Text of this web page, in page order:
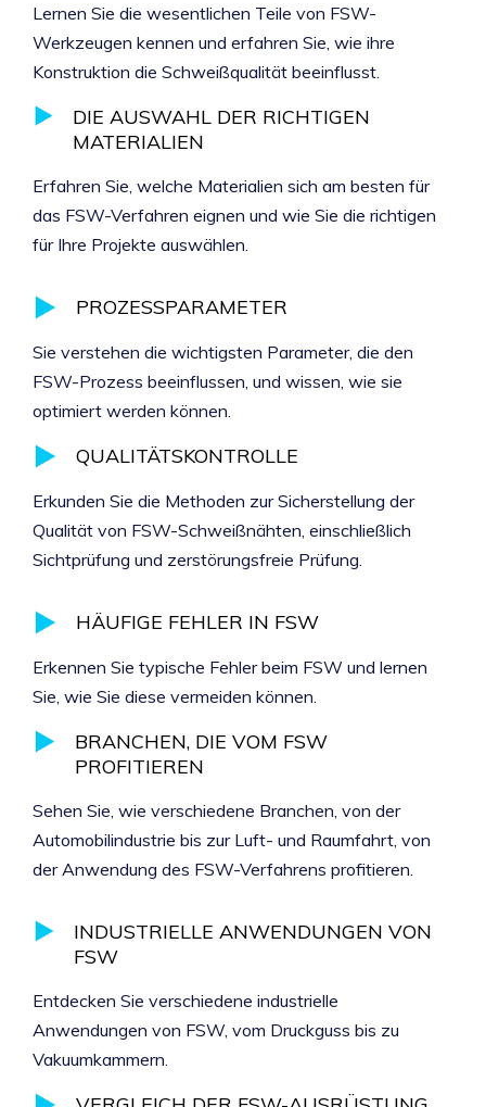
Lernen Sie die wesentlichen Teile von FSW-
Werkzeugen kennen und erfahren Sie, wie ihre
Konstruktion die Schweißqualität beeinflusst.
DIE AUSWAHL DER RICHTIGEN
MATERIALIEN
Erfahren Sie, welche Materialien sich am besten für
das FSW-Verfahren eignen und wie Sie die richtigen
für Ihre Projekte auswählen.
PROZESSPARAMETER
Sie verstehen die wichtigsten Parameter, die den
FSW-Prozess beeinflussen, und wissen, wie sie
optimiert werden können.
QUALITÄTSKONTROLLE
Erkunden Sie die Methoden zur Sicherstellung der
Qualität von FSW-Schweißnähten, einschließlich
Sichtprüfung und zerstörungsfreie Prüfung.
HÄUFIGE FEHLER IN FSW
Erkennen Sie typische Fehler beim FSW und lernen
Sie, wie Sie diese vermeiden können.
BRANCHEN, DIE VOM FSW
PROFITIEREN
Sehen Sie, wie verschiedene Branchen, von der
Automobilindustrie bis zur Luft- und Raumfahrt, von
der Anwendung des FSW-Verfahrens profitieren.
INDUSTRIELLE ANWENDUNGEN VON
FSW
Entdecken Sie verschiedene industrielle
Anwendungen von FSW, vom Druckguss bis zu
Vakuumkammern.